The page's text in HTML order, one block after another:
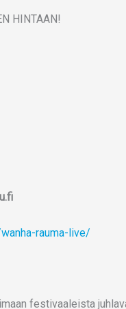
HINTAAN!
rauma-live/
festivaaleista